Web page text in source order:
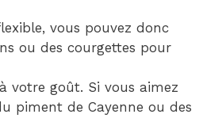
vous pouvez donc
ou des courgettes pour
votre goût. Si vous aimez
piment de Cayenne ou des